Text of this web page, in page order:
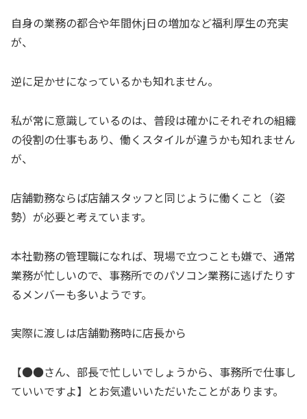
自身の業務の都合や年間休j日の増加など福利厚生の充実
が、
逆に足かせになっているかも知れません。
私が常に意識しているのは、普段は確かにそれぞれの組織
の役割の仕事もあり、働くスタイルが違うかも知れません
が、
店舗勤務ならば店舗スタッフと同じように働くこと（姿
勢）が必要と考えています。
本社勤務の管理職になれば、現場で立つことも嫌で、通常
業務が忙しいので、事務所でのパソコン業務に逃げたりす
るメンバーも多いようです。
実際に渡しは店舗勤務時に店長から
【●●さん、部長で忙しいでしょうから、事務所で仕事し
ていいですよ】とお気遣いいただいたことがあります。